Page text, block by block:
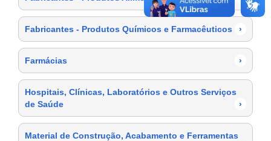
Fabricantes - Produtos Químicos e Farmacêuticos ›
Farmácias ›
Hospitais, Clínicas, Laboratórios e Outros Serviços
de Saúde
›
Material de Construção, Acabamento e Ferramentas